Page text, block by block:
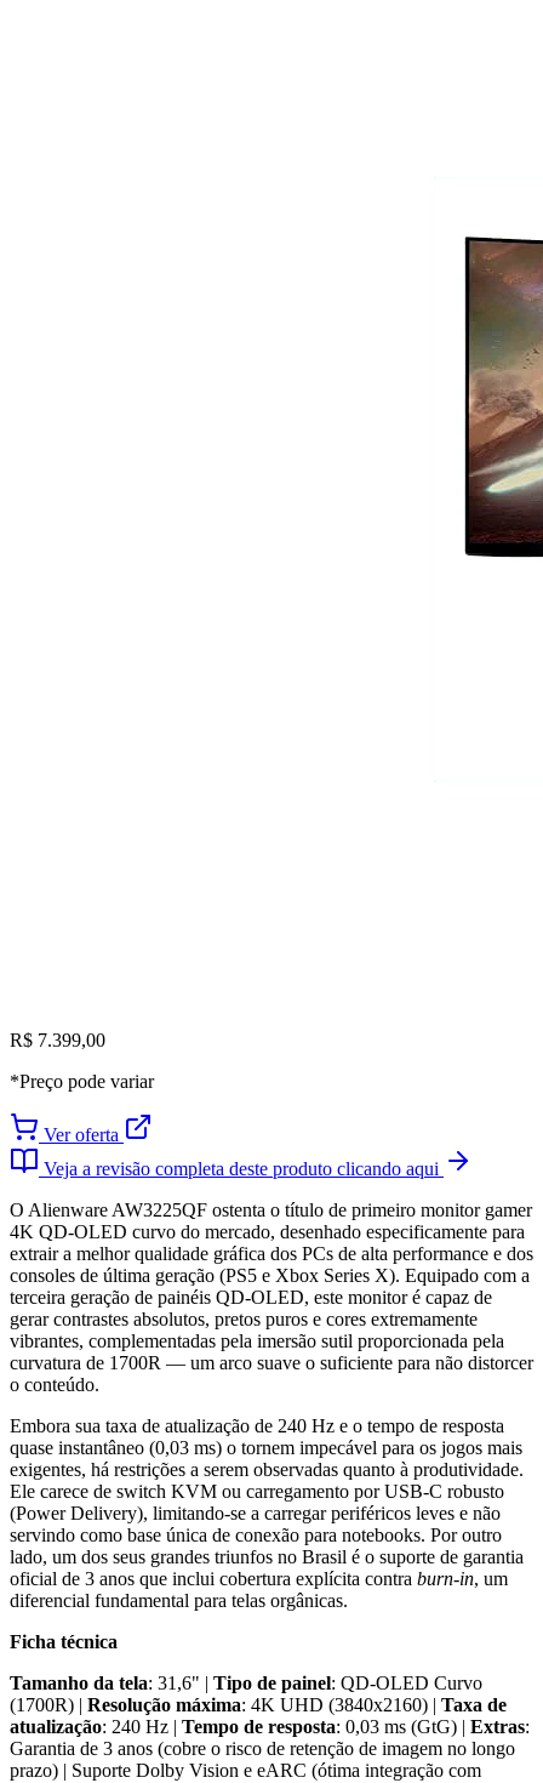
R$ 7.399,00
*Preço pode variar
Ver oferta
Veja a revisão completa deste produto clicando aqui
O Alienware AW3225QF ostenta o título de primeiro monitor gamer
4K QD-OLED curvo do mercado, desenhado especificamente para
extrair a melhor qualidade gráfica dos PCs de alta performance e dos
consoles de última geração (PS5 e Xbox Series X). Equipado com a
terceira geração de painéis QD-OLED, este monitor é capaz de
gerar contrastes absolutos, pretos puros e cores extremamente
vibrantes, complementadas pela imersão sutil proporcionada pela
curvatura de 1700R — um arco suave o suficiente para não distorcer
o conteúdo.
Embora sua taxa de atualização de 240 Hz e o tempo de resposta
quase instantâneo (0,03 ms) o tornem impecável para os jogos mais
exigentes, há restrições a serem observadas quanto à produtividade.
Ele carece de switch KVM ou carregamento por USB-C robusto
(Power Delivery), limitando-se a carregar periféricos leves e não
servindo como base única de conexão para notebooks. Por outro
lado, um dos seus grandes triunfos no Brasil é o suporte de garantia
oficial de 3 anos que inclui cobertura explícita contra burn-in, um
diferencial fundamental para telas orgânicas.
Ficha técnica
Tamanho da tela: 31,6" | Tipo de painel: QD-OLED Curvo
(1700R) | Resolução máxima: 4K UHD (3840x2160) | Taxa de
atualização: 240 Hz | Tempo de resposta: 0,03 ms (GtG) | Extras:
Garantia de 3 anos (cobre o risco de retenção de imagem no longo
prazo) | Suporte Dolby Vision e eARC (ótima integração com